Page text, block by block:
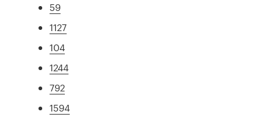
59
1127
104
1244
792
1594